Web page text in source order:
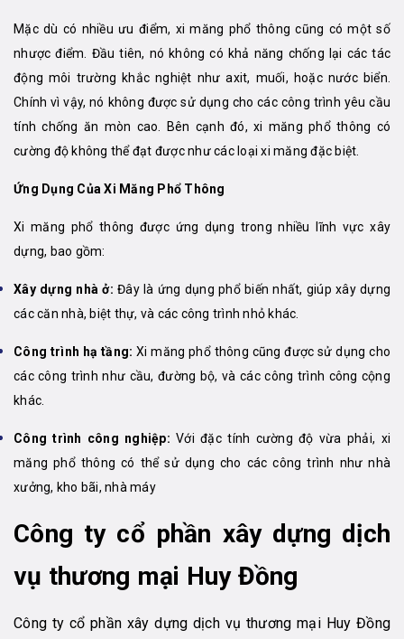
Mặc dù có nhiều ưu điểm, xi măng phổ thông cũng có một số
nhược điểm. Đầu tiên, nó không có khả năng chống lại các tác
động môi trường khắc nghiệt như axit, muối, hoặc nước biển.
Chính vì vậy, nó không được sử dụng cho các công trình yêu cầu
tính chống ăn mòn cao. Bên cạnh đó, xi măng phổ thông có
cường độ không thể đạt được như các loại xi măng đặc biệt.
Ứng Dụng Của Xi Măng Phổ Thông
Xi măng phổ thông được ứng dụng trong nhiều lĩnh vực xây
dựng, bao gồm:
Xây dựng nhà ở: Đây là ứng dụng phổ biến nhất, giúp xây dựng
các căn nhà, biệt thự, và các công trình nhỏ khác.
Công trình hạ tầng: Xi măng phổ thông cũng được sử dụng cho
các công trình như cầu, đường bộ, và các công trình công cộng
khác.
Công trình công nghiệp: Với đặc tính cường độ vừa phải, xi
măng phổ thông có thể sử dụng cho các công trình như nhà
xưởng, kho bãi, nhà máy
Công ty cổ phần xây dựng dịch
vụ thương mại Huy Đồng
Công ty cổ phần xây dựng dịch vụ thương mại Huy Đồng